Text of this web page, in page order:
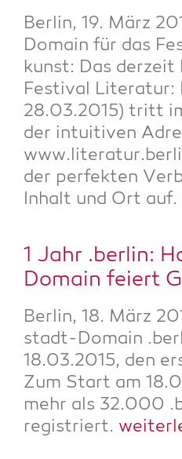
Ber­lin, 19. März
Domain für das
kunst: Das der­zeit
Fes­ti­val Lite­ra­tur:
28.03.2015) tritt
der intui­ti­ven
der per­fek­ten
Inhalt und Ort auf.
1 Jahr .ber­lin:
Domain fei­ert
Ber­lin, 18. März
stadt-Domain
18.03.2015, den
Zum Start am
mehr als 32.000
regis­triert.